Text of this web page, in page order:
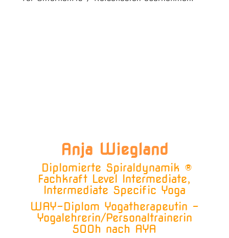
Anja Wiegland
Diplomierte Spiraldynamik ®
Fachkraft Level Intermediate,
Intermediate Specific Yoga
WAY-Diplom Yogatherapeutin –
Yogalehrerin/Personaltrainerin
500h nach AYA​